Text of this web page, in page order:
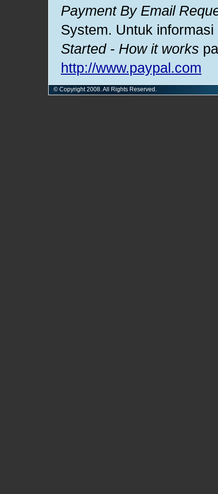
Payment By Email
System. Untuk
Started - How it works
http://www.paypal.com
© Copyright 2008. All Rights Reserved.